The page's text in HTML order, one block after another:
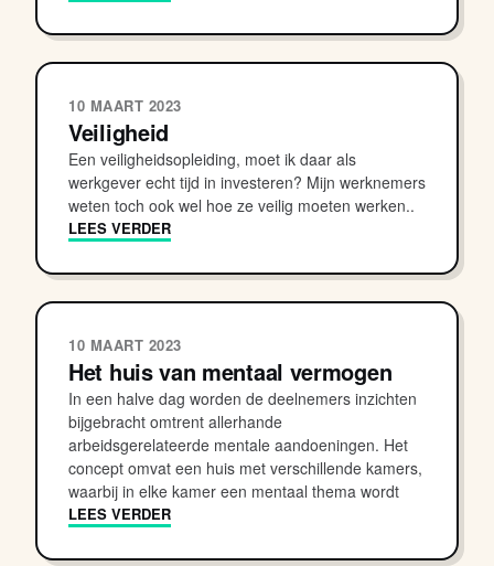
10 MAART 2023
Veiligheid
Een veiligheidsopleiding, moet ik daar als
werkgever echt tijd in investeren? Mijn werknemers
weten toch ook wel hoe ze veilig moeten werken..
LEES VERDER
10 MAART 2023
Het huis van mentaal vermogen
In een halve dag worden de deelnemers inzichten
bijgebracht omtrent allerhande
arbeidsgerelateerde mentale aandoeningen. Het
concept omvat een huis met verschillende kamers,
waarbij in elke kamer een mentaal thema wordt
LEES VERDER